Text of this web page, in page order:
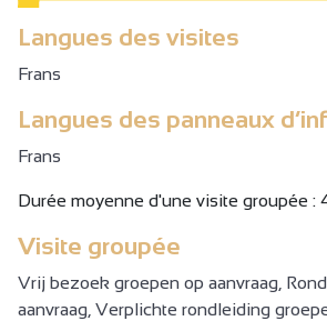
De atelierwinkel is geopend op
producten. (gratis)
Langues des visites
Frans
Langues des panneaux
Frans
Durée moyenne d'une visite groupée :
Visite groupée
Vrij bezoek groepen op aanvraag,
aanvraag, Verplichte rondleiding